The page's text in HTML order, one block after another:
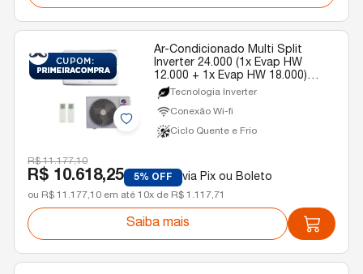
Ar-Condicionado Multi Split
Inverter 24.000 (1x Evap HW
12.000 + 1x Evap HW 18.000)
Gree Quente/Frio R-32 220v
Tecnologia Inverter
Conexão Wi-fi
Ciclo Quente e Frio
R$ 11.177,10
R$ 10.618,25 5% OFF via Pix ou Boleto
ou R$ 11.177,10 em até 10x de R$ 1.117,71
Saiba mais